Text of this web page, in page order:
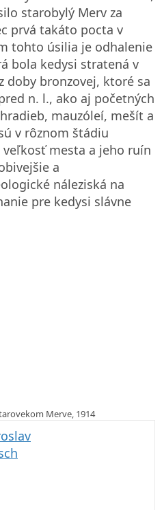
starobylý Merv za
prvá takáto pocta v
tohto úsilia je odhalenie
bola kedysi stratená v
doby bronzovej, ktoré sa
n. l., ako aj početných
mauzóleí, mešít a
v rôznom štádiu
mesta a jeho ruín
a
náleziská na
pre kedysi slávne
Merve, 1914